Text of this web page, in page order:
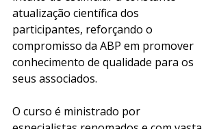
atualização científica dos
participantes, reforçando o
compromisso da ABP em promover
conhecimento de qualidade para os
seus associados.
O curso é ministrado por